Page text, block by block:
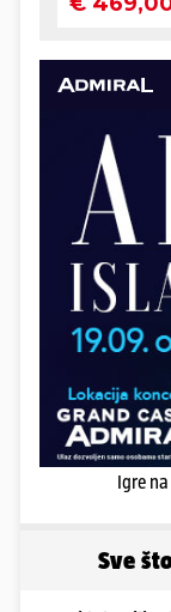
Igre
Sve